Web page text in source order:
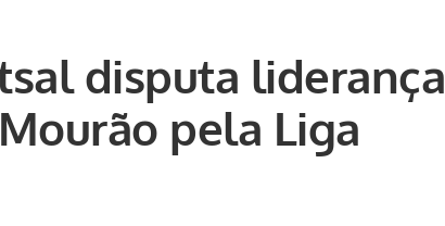
disputa liderança
pela Liga